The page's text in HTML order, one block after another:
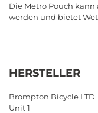
Die Metro Pouch
werden und bietet
HERSTELLER
Brompton Bicycle LTD
Unit 1